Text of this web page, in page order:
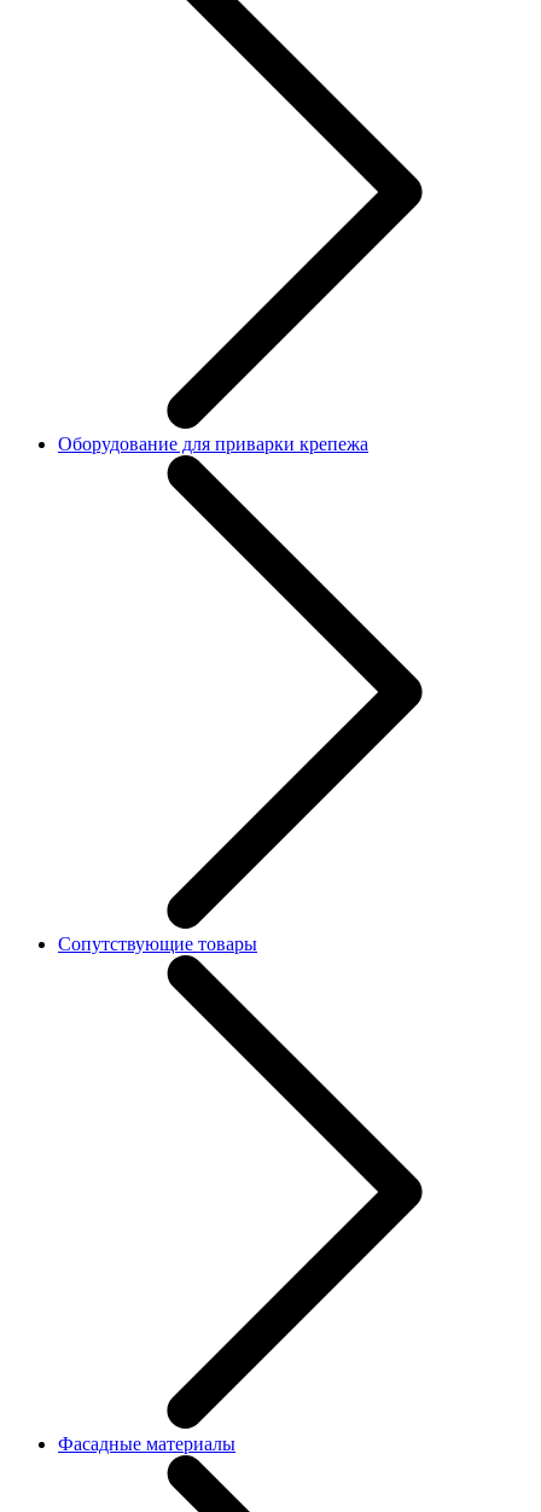
Оборудование для приварки крепежа
Сопутствующие товары
Фасадные материалы